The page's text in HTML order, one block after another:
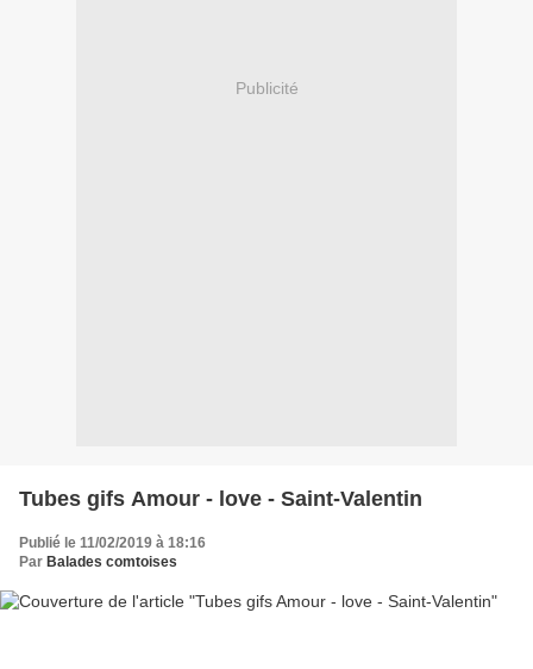
Publicité
Tubes gifs Amour - love - Saint-Valentin
Publié le 11/02/2019 à 18:16
Par Balades comtoises